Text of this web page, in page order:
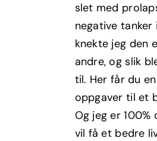
slet med
negative tanker
knekte jeg den
andre, og slik
til. Her får du
oppgaver til et
Og jeg er
vil få et bedre